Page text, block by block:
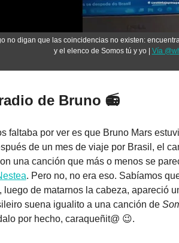
no digan que las coincidencias no existen:
y el elenco de Somos tú y yo | Vía
de Bruno 📻
faltaba por ver es que Bruno Mars
de un mes de viaje por Brasil, el
. Pero no, no era eso. Sabíamos
luego de matarnos la cabeza, apareció
suena igualito a una canción de
por hecho, caraqueñit@ 😉.